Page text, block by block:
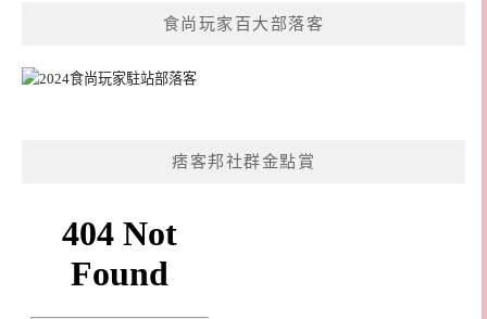
食尚玩家百大部落客
痞客邦社群金點賞